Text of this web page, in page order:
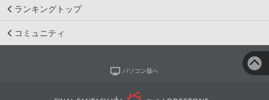
ランキングトップ
コミュニティ
パソコン版へ